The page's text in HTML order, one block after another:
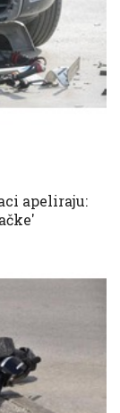
apeliraju: